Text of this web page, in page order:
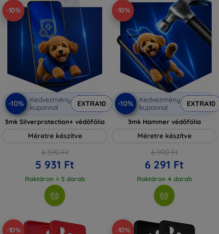
-10%
-10%
Kedvezmény
kuponnal
EXTRA10
3mk Silverprotection+ védőfólia
Méretre készítve
6 590 Ft
5 931 Ft
Raktáron > 5 darab
-10%
-10%
Kedvezmény
kuponnal
EXTRA10
3mk Hammer védőfólia
Méretre készítve
6 990 Ft
6 291 Ft
Raktáron 4 darab
-10% -10%